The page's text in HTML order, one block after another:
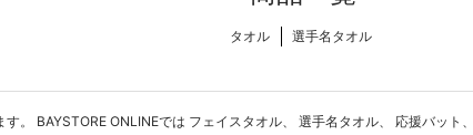
タオル 選手名タオル
。 BAYSTORE ONLINEでは フェイスタオル、 選手名タオル、 応援バット 、